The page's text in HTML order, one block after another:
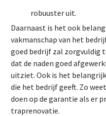
robuuster uit.
Daarnaast is het ook
vakmanschap van het
goed bedrijf zal zorgvuldig
dat de naden goed
uitziet. Ook is het
die het bedrijf geeft. Zo
doen op de garantie als er
traprenovatie.